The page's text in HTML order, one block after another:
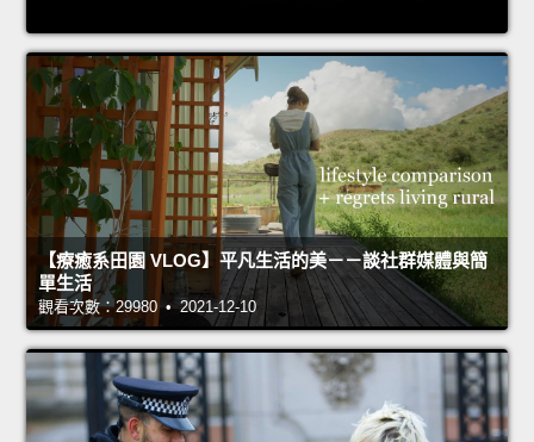
【療癒系田園 VLOG】平凡生活的美－－談社群媒體與簡
單生活
觀看次數：29980 • 2021-12-10